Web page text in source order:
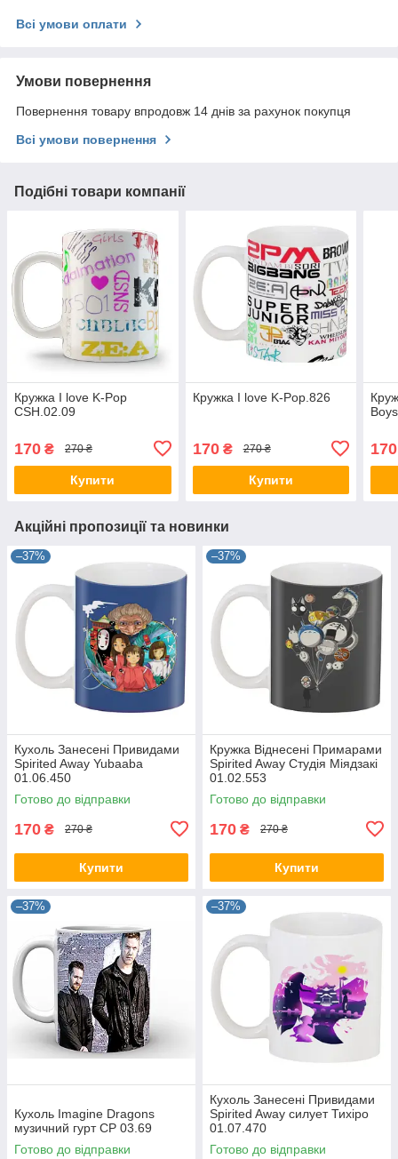
Всі умови оплати
Умови повернення
Повернення товару впродовж 14 днів за рахунок покупця
Всі умови повернення
Подібні товари компанії
Кружка I love K-Pop
CSH.02.09
170 ₴ 270 ₴
Купити
Кружка I love K-Pop.826
170₴ 270 ₴
Купити
170
Акційні пропозиції та новинки
–37%
Кухоль Занесені Привидами
Spirited Away Yubaaba
01.06.450
Готово до відправки
170 ₴ 270 ₴
Купити
–37%
Кружка Віднесені Примарами
Spirited Away Студія Міядзакі
01.02.553
Готово до відправки
170 ₴ 270 ₴
Купити
–37%
Кухоль Imagine Dragons
музичний гурт CP 03.69
Готово до відправки
–37%
Кухоль Занесені Привидами
Spirited Away силует Тихіро
01.07.470
Готово до відправки